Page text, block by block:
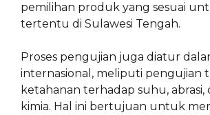
pemilihan produk yang sesuai
tertentu di Sulawesi Tengah.
Proses pengujian juga diatur
internasional, meliputi pengujian
ketahanan terhadap suhu, abrasi,
kimia. Hal ini bertujuan untuk